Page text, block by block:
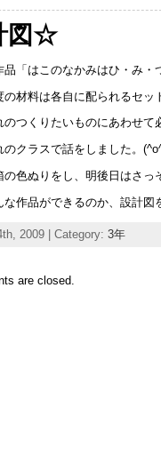
図☆
品「はこのなかみはひ・み
の材料は各自に配られるセッ
のつくりたいものにあわせて
のクラスで話をしました。
の色ぬりをし、明後日はさっ
な作品ができるのか、設計図
2009 | Category: 3年
are closed.